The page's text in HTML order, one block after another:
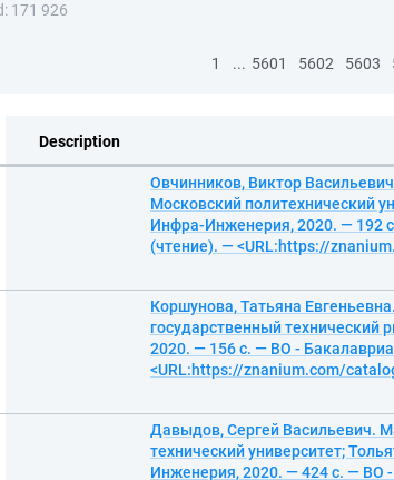
171 926
1 ... 5601 5602 5603
Description
Овчинников, Виктор
Московский политехнический
Инфра-Инженерия, 2020. — 192
(чтение). — <URL:https://
Коршунова, Татьяна
государственный
2020. — 156 с. — ВО -
<URL:https://znanium.com/
Давыдов, Сергей Васильевич.
технический университет;
Инженерия, 2020. — 424 с. — ВО